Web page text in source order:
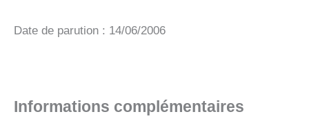
Date de parution : 14/06/2006
Informations complémentaires